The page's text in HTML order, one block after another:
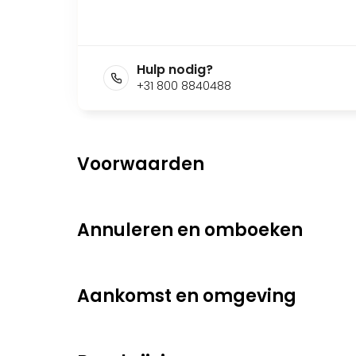
Hulp nodig?
+31 800 8840488
Voorwaarden
Annuleren en omboeken
Aankomst en omgeving